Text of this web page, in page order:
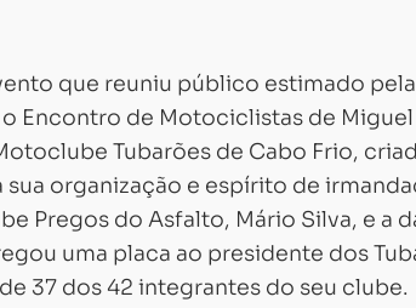
que reuniu público estimado
Encontro de Motociclistas de Miguel
Tubarões de Cabo Frio,
organização e espírito de
Pregos do Asfalto, Mário Silva, e a
uma placa ao presidente dos
37 dos 42 integrantes do seu clube.